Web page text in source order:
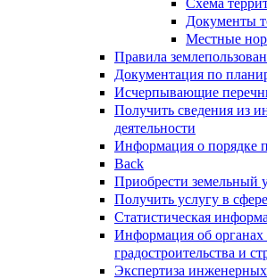
Схема
Документы
Местные
Правила
Документация по
Исчерпывающие
Получить сведения из
деятельности
Информация о порядке
Back
Приобрести земельный
Получить услугу в
Статистическая
Информация об
градостроительства и
Экспертиза